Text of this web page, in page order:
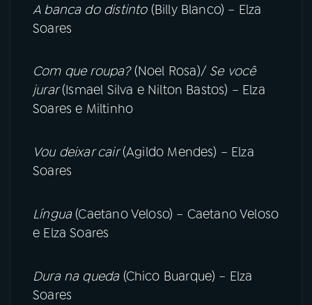
A banca do distinto(Billy Blanco) – Elza
Soares
Com que roupa?(Noel Rosa)/ Se você
jurar(Ismael Silva e Nilton Bastos) – Elza
Soares e Miltinho
Vou deixar cair(Agildo Mendes) – Elza
Soares
Língua(Caetano Veloso) – Caetano Veloso
e Elza Soares
Dura na queda(Chico Buarque) – Elza
Soares